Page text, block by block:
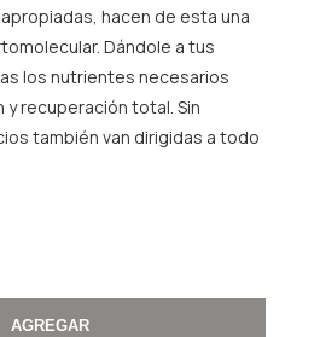
hacen de esta una
Dándole a tus
los nutrientes necesarios
recuperación total. Sin
también van dirigidas a todo
AGREGAR